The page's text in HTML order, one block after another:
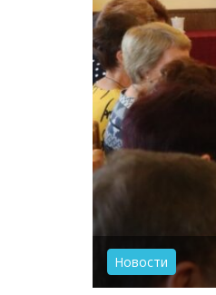
Новости